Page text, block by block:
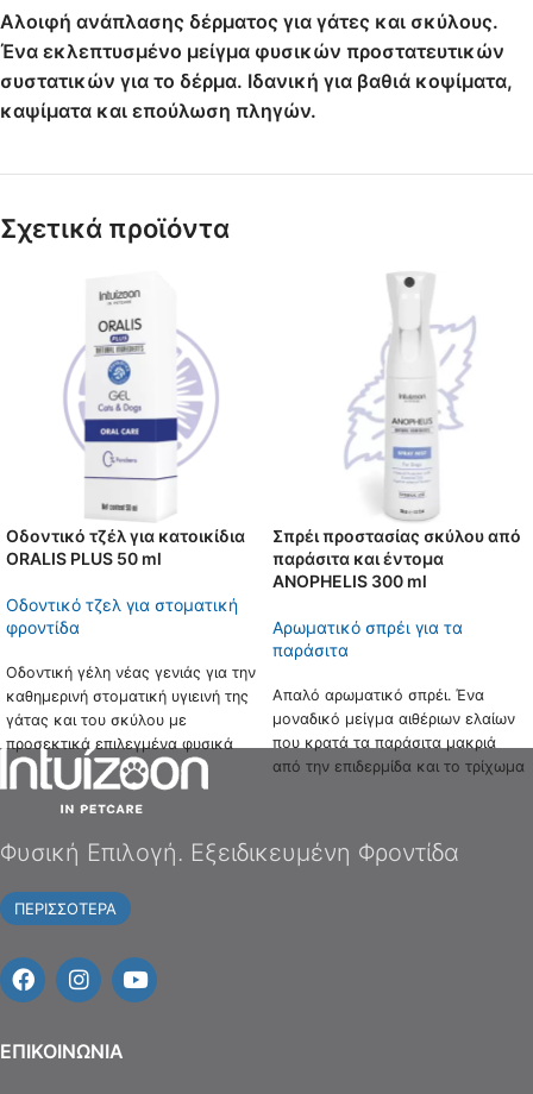
Aλοιφή ανάπλασης δέρματος για γάτες και σκύλους.
Ένα εκλεπτυσμένο μείγμα φυσικών προστατευτικών
συστατικών για το δέρμα. Ιδανική για βαθιά κοψίματα,
καψίματα και επούλωση πληγών.
Σχετικά προϊόντα
Οδοντικό τζέλ για κατοικίδια
ORALIS PLUS 50 ml
Οδοντικό τζελ για στοματική
φροντίδα
Οδοντική γέλη νέας γενιάς για την
καθημερινή στοματική υγιεινή της
γάτας και του σκύλου με
προσεκτικά επιλεγμένα φυσικά
δραστικά συστατικά και
postbiotics.
Σπρέι προστασίας σκύλου από
παράσιτα και έντομα
ANOPHELIS 300 ml
Αρωματικό σπρέι για τα
παράσιτα
Απαλό αρωματικό σπρέι. Ένα
μοναδικό μείγμα αιθέριων ελαίων
που κρατά τα παράσιτα μακριά
από την επιδερμίδα και το τρίχωμα
Φυσική Επιλογή. Εξειδικευμένη Φροντίδα
ΠΕΡΙΣΣΟΤΕΡΑ
EΠΙΚΟΙΝΩΝΙΑ